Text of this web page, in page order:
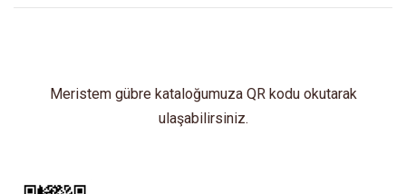
Meristem gübre kataloğumuza QR kodu okutarak
ulaşabilirsiniz.